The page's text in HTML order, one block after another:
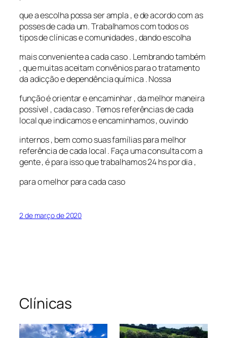
que a escolha possa ser ampla , e de acordo com as
posses de cada um. Trabalhamos com todos os
tipos de clínicas e comunidades , dando escolha
mais conveniente a cada caso . Lembrando também
, que muitas aceitam convênios para o tratamento
da adicção e dependência química . Nossa
função é orientar e encaminhar , da melhor maneira
possível , cada caso . Temos referências de cada
local que indicamos e encaminhamos , ouvindo
internos , bem como suas famílias para melhor
referência de cada local . Faça uma consulta com a
gente , é para isso que trabalhamos 24 hs por dia ,
para o melhor para cada caso
2 de março de 2020
Clínicas